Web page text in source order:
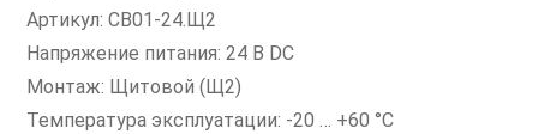
Артикул: СВ01-24.Щ2
Напряжение питания: 24 В DC
Монтаж: Щитовой (Щ2)
Температура эксплуатации: -20 … +60 °С